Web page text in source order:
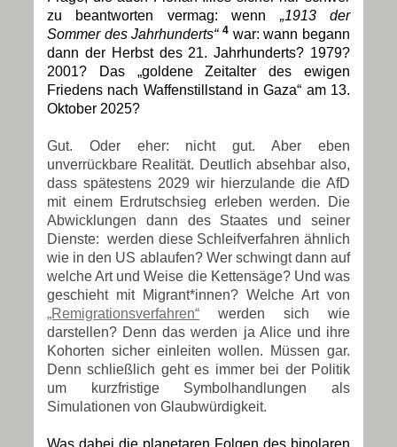
zu beantworten vermag: wenn „1913 der
Sommer des Jahrhunderts“ 4 war: wann begann
dann der Herbst des 21. Jahrhunderts? 1979?
2001? Das „goldene Zeitalter des ewigen
Friedens nach Waffenstillstand in Gaza“ am 13.
Oktober 2025?
Gut. Oder eher: nicht gut. Aber eben
unverrückbare Realität. Deutlich absehbar also,
dass spätestens 2029 wir hierzulande die AfD
mit einem Erdrutschsieg erleben werden. Die
Abwicklungen dann des Staates und seiner
Dienste: werden diese Schleifverfahren ähnlich
wie in den US ablaufen? Wer schwingt dann auf
welche Art und Weise die Kettensäge? Und was
geschieht mit Migrant*innen? Welche Art von
„Remigrationsverfahren“ werden sich wie
darstellen? Denn das werden ja Alice und ihre
Kohorten sicher einleiten wollen. Müssen gar.
Denn schließlich geht es immer bei der Politik
um kurzfristige Symbolhandlungen als
Simulationen von Glaubwürdigkeit.
Was dabei die planetaren Folgen des bipolaren